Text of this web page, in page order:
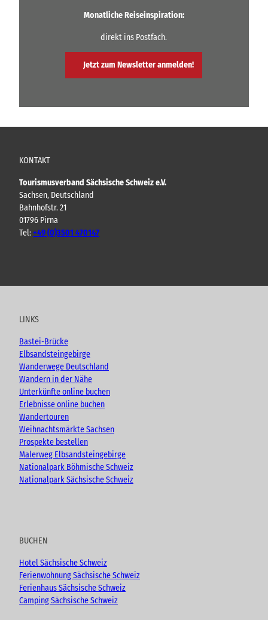
Monatliche Reiseinspiration:
direkt ins Postfach.
Jetzt zum Newsletter anmelden!
KONTAKT
Tourismusverband Sächsische Schweiz e.V.
Sachsen, Deutschland
Bahnhofstr. 21
01796 Pirna
Tel:+49 (0)3501 470147
u
e
c
o
k
s
r
a
m
o
LINKS
Bastei-Brücke
Elbsandsteingebirge
Wanderwege Deutschland
Wandern in der Nähe
Unterkünfte online buchen
Erlebnisse online buchen
Wandertouren
Weihnachtsmärkte Sachsen
Prospekte bestellen
Malerweg Elbsandsteingebirge
Nationalpark Böhmische Schweiz
Nationalpark Sächsische Schweiz
BUCHEN
Hotel Sächsische Schweiz
Ferienwohnung Sächsische Schweiz
Ferienhaus Sächsische Schweiz
Camping Sächsische Schweiz